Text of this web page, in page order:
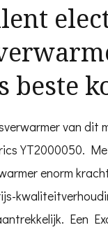
beste
van dit
YT2000050.
enorm
Een